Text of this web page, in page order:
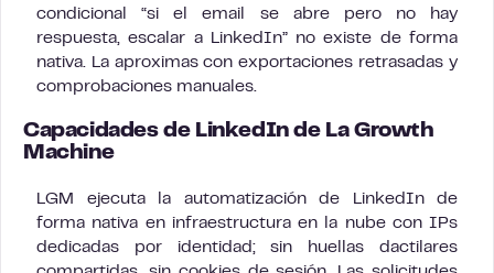
condicional “si el email se abre pero no hay
respuesta, escalar a LinkedIn” no existe de forma
nativa. La aproximas con exportaciones retrasadas y
comprobaciones manuales.
Capacidades de LinkedIn de La Growth
Machine
LGM ejecuta la automatización de LinkedIn de
forma nativa en infraestructura en la nube con IPs
dedicadas por identidad; sin huellas dactilares